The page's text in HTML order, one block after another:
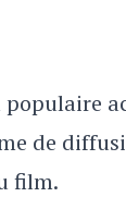
de
film.